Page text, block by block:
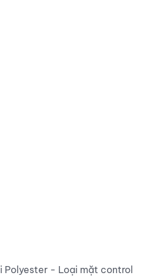
Polyester - Loại mặt control